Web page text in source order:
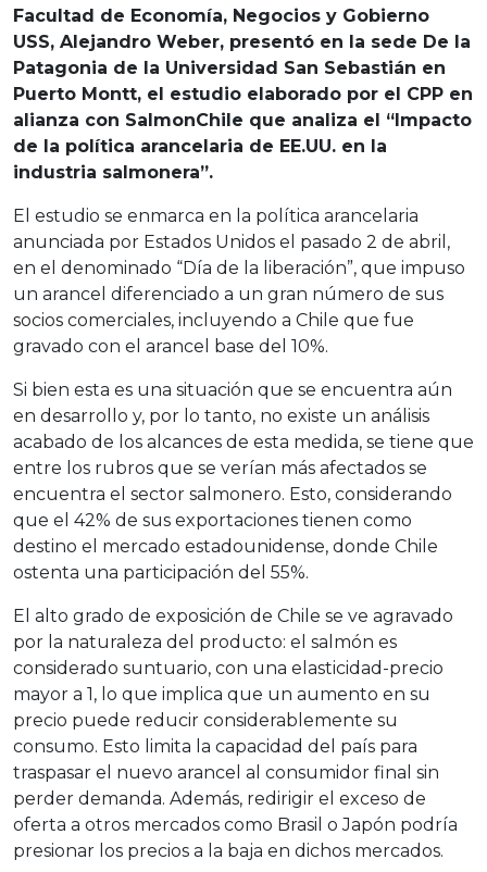
Facultad de Economía, Negocios y Gobierno
USS, Alejandro Weber, presentó en la sede De la
Patagonia de la Universidad San Sebastián en
Puerto Montt, el estudio elaborado por el CPP en
alianza con SalmonChile que analiza el “Impacto
de la política arancelaria de EE.UU. en la
industria salmonera”.
El estudio se enmarca en la política arancelaria
anunciada por Estados Unidos el pasado 2 de abril,
en el denominado “Día de la liberación”, que impuso
un arancel diferenciado a un gran número de sus
socios comerciales, incluyendo a Chile que fue
gravado con el arancel base del 10%.
Si bien esta es una situación que se encuentra aún
en desarrollo y, por lo tanto, no existe un análisis
acabado de los alcances de esta medida, se tiene que
entre los rubros que se verían más afectados se
encuentra el sector salmonero. Esto, considerando
que el 42% de sus exportaciones tienen como
destino el mercado estadounidense, donde Chile
ostenta una participación del 55%.
El alto grado de exposición de Chile se ve agravado
por la naturaleza del producto: el salmón es
considerado suntuario, con una elasticidad-precio
mayor a 1, lo que implica que un aumento en su
precio puede reducir considerablemente su
consumo. Esto limita la capacidad del país para
traspasar el nuevo arancel al consumidor final sin
perder demanda. Además, redirigir el exceso de
oferta a otros mercados como Brasil o Japón podría
presionar los precios a la baja en dichos mercados.